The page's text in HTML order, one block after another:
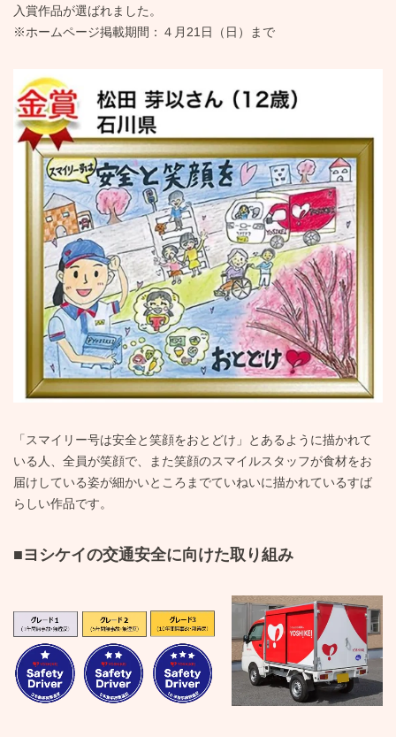
入賞作品が選ばれました。
※ホームページ掲載期間：４月21日（日）まで
「スマイリー号は安全と笑顔をおとどけ」とあるように描かれて
いる人、全員が笑顔で、また笑顔のスマイルスタッフが食材をお
届けしている姿が細かいところまでていねいに描かれているすば
らしい作品です。
■ヨシケイの交通安全に向けた取り組み